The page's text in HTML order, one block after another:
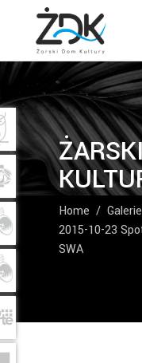
Home / Galerie
2015-10-23
SWA